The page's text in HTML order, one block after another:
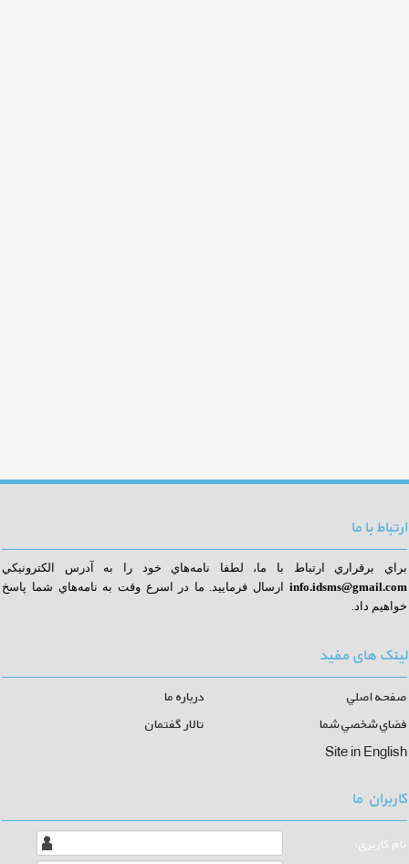
ارتباط با ما
براي برقراري ارتباط با ما، لطفا نامه‌هاي خود را به آدرس الكترونيكي
info.idsms@gmail.com
رسال فرماييد. ما در اسرع وقت به نامه‌هاي شما پاسخ
خواهيم داد.
لینک های مفید
صفحه اصلي
درباره ما
فضاي شخصي شما
تالار گفتمان
Site in English
کاربران ما
نام كاربری: